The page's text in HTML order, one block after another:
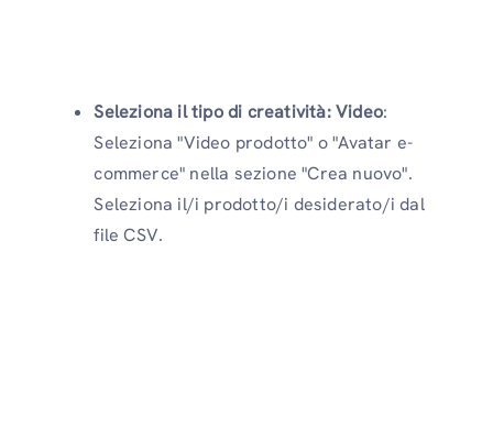
Seleziona il tipo di creatività: Video:
Seleziona "Video prodotto" o "Avatar e-
commerce" nella sezione "Crea nuovo".
Seleziona il/i prodotto/i desiderato/i dal
file CSV.